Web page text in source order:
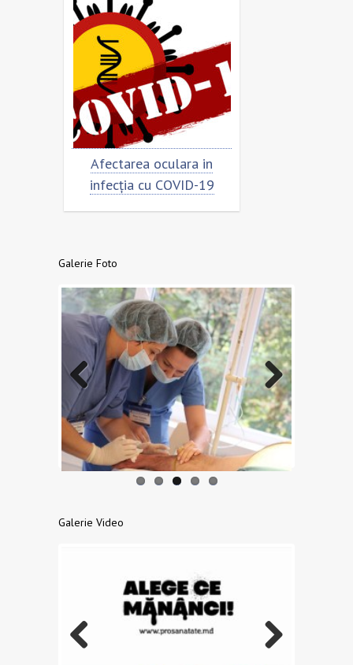
Afectarea oculara in
infecția cu COVID-19
Galerie Foto
Previo
us
Next
Galerie Video